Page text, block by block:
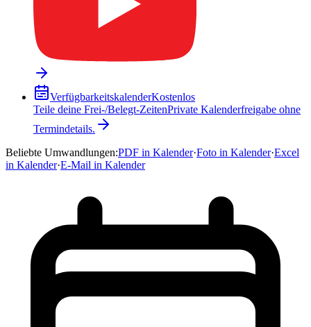
VerfügbarkeitskalenderKostenlos
Teile deine Frei-/Belegt-ZeitenPrivate Kalenderfreigabe ohne
Termindetails.
Beliebte Umwandlungen:PDF in Kalender·Foto in Kalender·Excel
in Kalender·E-Mail in Kalender